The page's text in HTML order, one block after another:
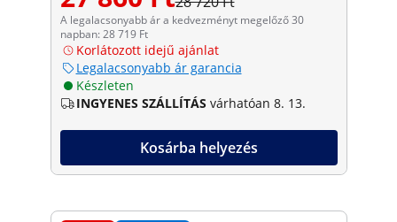
A legalacsonyabb ár a kedvezményt megelőző 30
napban: 28 719 Ft
Korlátozott idejű ajánlat
Legalacsonyabb ár garancia
Készleten
INGYENES SZÁLLÍTÁS várhatóan 8. 13.
Kosárba helyezés